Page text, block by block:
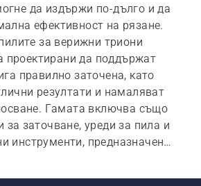
да издържи по-дълго и да
ефективност на рязане.
за верижни триони
проектирани да поддържат
правилно заточена, като
резултати и намаляват
Гамата включва също
за заточване, уреди за пила и
инструменти, предназначени
трион с точност и